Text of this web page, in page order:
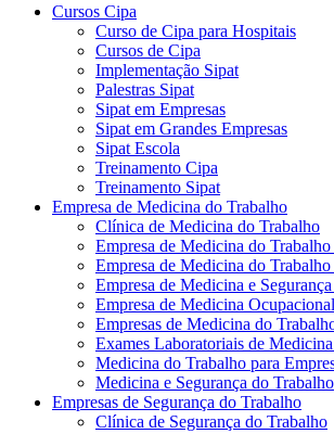
Cursos Cipa
Curso de Cipa para Hospitais
Cursos de Cipa
Implementação Sipat
Palestras Sipat
Sipat em Empresas
Sipat em Grandes Empresas
Sipat Escola
Treinamento Cipa
Treinamento Sipat
Empresa de Medicina do Trabalho
Clínica de Medicina do Trabalho
Empresa de Medicina do
Empresa de Medicina do Trabalho
Empresa de Medicina e
Empresa de Medicina Ocupacional
Empresas de Medicina do
Exames Laboratoriais de
Medicina do Trabalho para
Medicina e Segurança do Trabalho
Empresas de Segurança do Trabalho
Clínica de Segurança do Trabalho